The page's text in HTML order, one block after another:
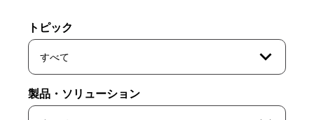
トピック
すべて expand_more
製品・ソリューション